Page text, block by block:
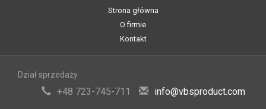
Strona główna
O firmie
Kontakt
Dział sprzedaży
+48 723-745-711 info@vbsproduct.com